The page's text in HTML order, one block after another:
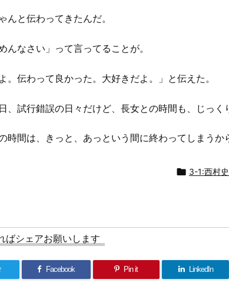
んと伝わってきたんだ。
んなさい」って言ってることが。
。伝わって良かった。大好きだよ。」と伝えた。
、試行錯誤の日々だけど、長女との時間も、じっく
時間は、きっと、あっという間に終わってしまうか
 3-1:西村
ばシェアお願いします
Facebook Pin it LinkedIn